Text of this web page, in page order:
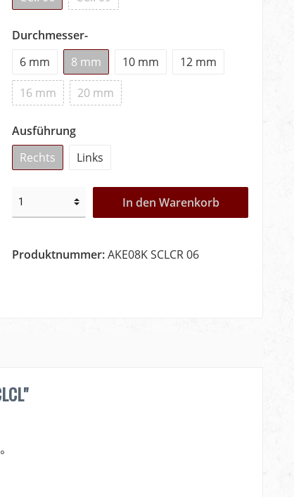
Durchmesser-
6 mm
8 mm 10 mm
12 mm
16 mm
20 mm
Ausführung
Rechts
Links
In den Warenkorb
Produktnummer:AKE08K SCLCR 06